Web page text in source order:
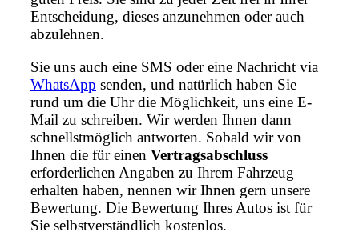
Entscheidung, dieses anzunehmen oder auch
abzulehnen.
Sie uns auch eine SMS oder eine Nachricht via
WhatsApp senden, und natürlich haben Sie
rund um die Uhr die Möglichkeit, uns eine E-
Mail zu schreiben. Wir werden Ihnen dann
schnellstmöglich antworten. Sobald wir von
Ihnen die für einen Vertragsabschluss
erforderlichen Angaben zu Ihrem Fahrzeug
erhalten haben, nennen wir Ihnen gern unsere
Bewertung. Die Bewertung Ihres Autos ist für
Sie selbstverständlich kostenlos.